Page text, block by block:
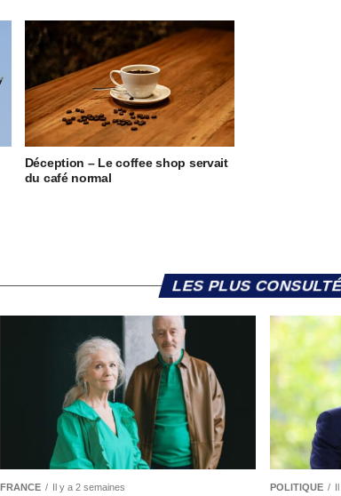
Déception – Le coffee shop servait
du café normal
LES PLUS
FRANCE Il y a 2 semaines POLITIQUE